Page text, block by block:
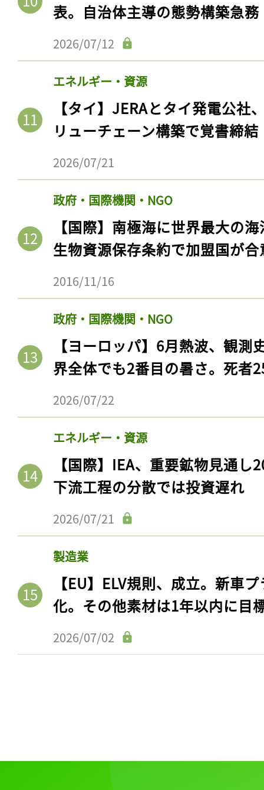
表。自治体主導の態勢構築急務
2026/07/12
エネルギー・資源
【タイ】JERAとタイ発電公社
リューチェーン構築で覚書締結
2026/07/21
政府・国際機関・NGO
【国際】南極海に世界最大の
生物資源保存条約で加盟国が合
2016/11/16
政府・国際機関・NGO
【ヨーロッパ】6月熱波、観
界全体でも2番目の暑さ。死者
2026/07/22
エネルギー・資源
【国際】IEA、重要鉱物見通
下流工程の分散では投資遅れ
2026/07/21
製造業
【EU】ELV規則、成立。新車
化。その他素材は1年以内に目
2026/07/02
ログイン